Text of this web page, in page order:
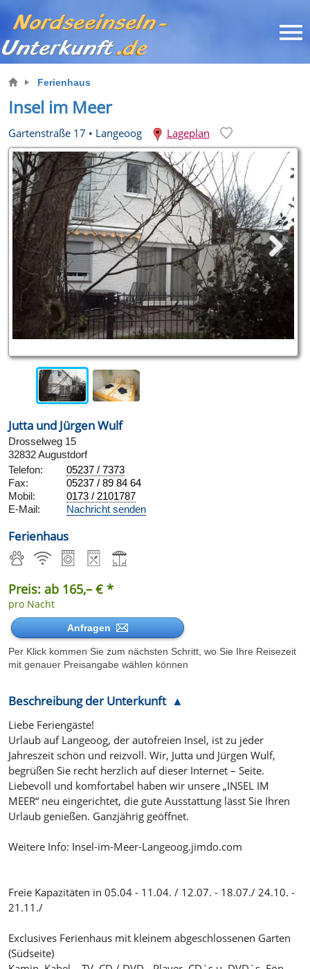
Ferienhaus
Insel im Meer
Gartenstraße 17 • Langeoog Lageplan
Jutta und Jürgen Wulf
Drosselweg 15
32832 Augustdorf
Telefon:
05237 / 7373
Fax:
05237 / 89 84 64
Mobil:
0173 / 2101787
E-Mail:
Nachricht senden
Ferienhaus
Preis: ab 165,– € *
pro Nacht
Anfragen
Per Klick kommen Sie zum nächsten Schritt, wo Sie Ihre Reisezeit
mit genauer Preisangabe wählen können
Beschreibung der Unterkunft
Liebe Feriengäste!
Urlaub auf Langeoog, der autofreien Insel, ist zu jeder
Jahreszeit schön und reizvoll. Wir, Jutta und Jürgen Wulf,
begrüßen Sie recht herzlich auf dieser Internet – Seite.
Liebevoll und komfortabel haben wir unsere „INSEL IM
MEER“ neu eingerichtet, die gute Ausstattung lässt Sie Ihren
Urlaub genießen. Ganzjährig geöffnet.
Weitere Info: Insel-im-Meer-Langeoog.jimdo.com
Freie Kapazitäten in 05.04 - 11.04. / 12.07. - 18.07./ 24.10. -
21.11./
Exclusives Ferienhaus mit kleinem abgeschlossenen Garten
(Südseite)